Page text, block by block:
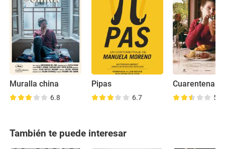
Muralla china
6.8
Pipas
6.7
Cuarentena
5.8
También te puede interesar